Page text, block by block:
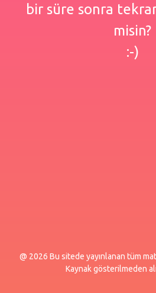
bir süre sonra
misin?
:-)
@ 2026 Bu sitede yayınlanan tüm
Kaynak gösterilmeden